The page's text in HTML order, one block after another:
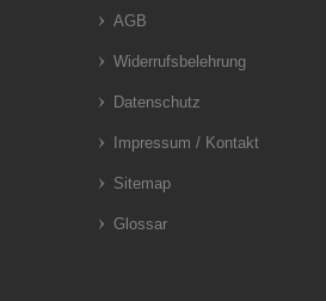
AGB
Widerrufsbelehrung
Datenschutz
Impressum / Kontakt
Sitemap
Glossar